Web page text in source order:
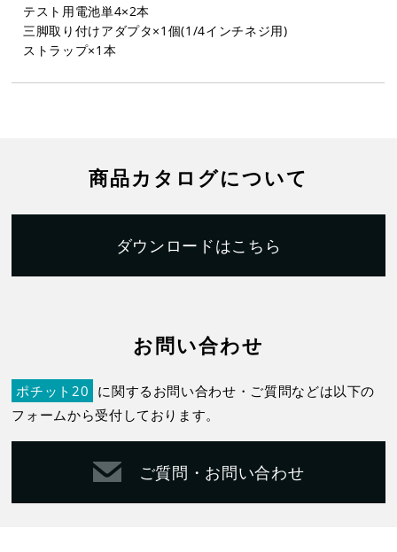
テスト用電池単4×2本
三脚取り付けアダプタ×1個(1/4インチネジ用)
ストラップ×1本
商品カタログについて
ダウンロードはこちら
お問い合わせ
ポチット20 に関するお問い合わせ・ご質問などは以下の
フォームから受付しております。
ご質問・お問い合わせ